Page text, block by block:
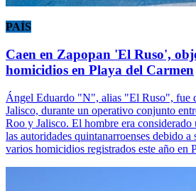
PAÍS
Caen en Zapopan 'El Ruso',
homicidios en Playa del Carmen
Ángel Eduardo "N", alias "El Ruso", fue
Jalisco, durante un operativo conjunto
Roo y Jalisco. El hombre era
las autoridades quintanarroenses debido a
varios homicidios registrados este año en